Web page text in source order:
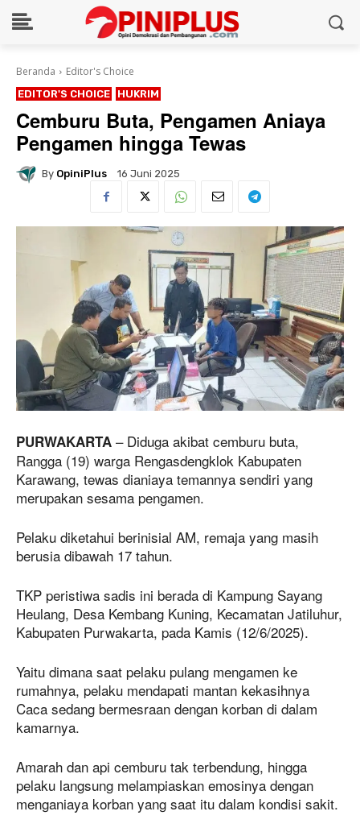
Beranda Editor's Choice
EDITOR'S CHOICE HUKRIM
Cemburu Buta, Pengamen Aniaya
Pengamen hingga Tewas
By OpiniPlus 16 Juni 2025
PURWAKARTA – Diduga akibat cemburu buta,
Rangga (19) warga Rengasdengklok Kabupaten
Karawang, tewas dianiaya temannya sendiri yang
merupakan sesama pengamen.
Pelaku diketahui berinisial AM, remaja yang masih
berusia dibawah 17 tahun.
TKP peristiwa sadis ini berada di Kampung Sayang
Heulang, Desa Kembang Kuning, Kecamatan Jatiluhur,
Kabupaten Purwakarta, pada Kamis (12/6/2025).
Yaitu dimana saat pelaku pulang mengamen ke
rumahnya, pelaku mendapati mantan kekasihnya
Caca sedang bermesraan dengan korban di dalam
kamarnya.
Amarah dan api cemburu tak terbendung, hingga
pelaku langsung melampiaskan emosinya dengan
menganiaya korban yang saat itu dalam kondisi sakit.